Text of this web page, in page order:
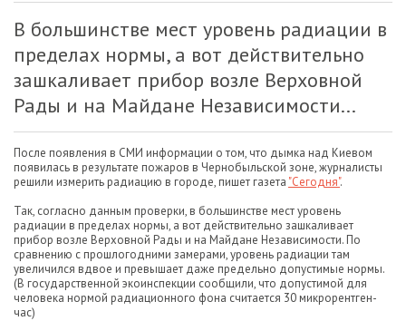
В большинстве мест уровень радиации в
пределах нормы, а вот действительно
зашкаливает прибор возле Верховной
Рады и на Майдане Независимости...
После появления в СМИ информации о том, что дымка над Киевом
появилась в результате пожаров в Чернобыльской зоне, журналисты
решили измерить радиацию в городе, пишет газета "Сегодня".
Так, согласно данным проверки, в большинстве мест уровень
радиации в пределах нормы, а вот действительно зашкаливает
прибор возле Верховной Рады и на Майдане Независимости. По
сравнению с прошлогодними замерами, уровень радиации там
увеличился вдвое и превышает даже предельно допустимые нормы.
(В государственной экоинспекции сообщили, что допустимой для
человека нормой радиационного фона считается 30 микрорентген-
час)